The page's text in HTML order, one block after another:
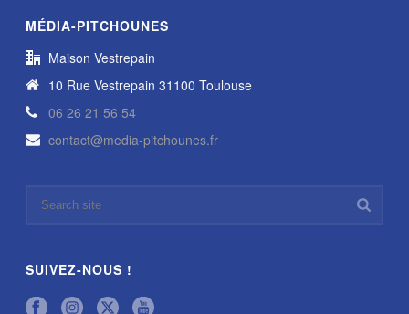
MÉDIA-PITCHOUNES
Maison Vestrepain
10 Rue Vestrepain 31100 Toulouse
06 26 21 56 54
contact@media-pitchounes.fr
SUIVEZ-NOUS !